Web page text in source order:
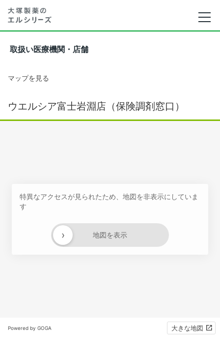
取扱い医療機関・店舗
マップを見る
ウエルシア富士岩淵店（保険調剤窓口）
特異なアクセスが見られたため、地図を非表示にしていま
す
地図を表示
›
Powered by GOGA 大きな地図